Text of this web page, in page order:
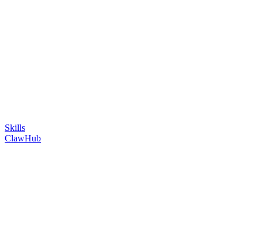
Skills
ClawHub